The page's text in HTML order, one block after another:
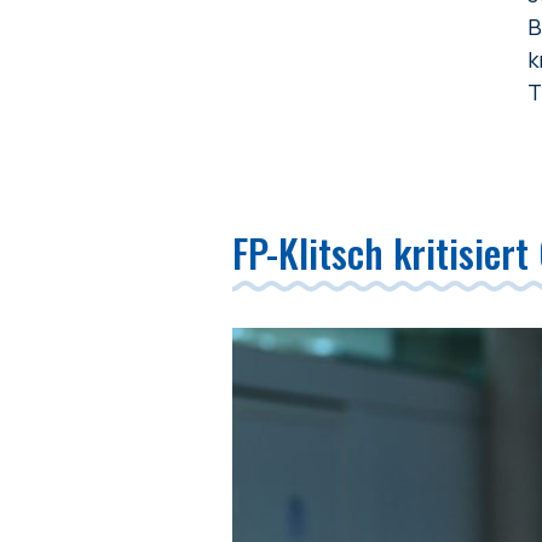
FP-Klitsch kritisiert